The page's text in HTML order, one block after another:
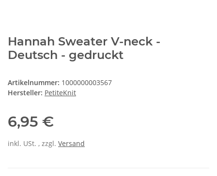
Hannah Sweater V-neck -
Deutsch - gedruckt
Artikelnummer: 1000000003567
Hersteller: PetiteKnit
6,95 €
inkl. USt. , zzgl. Versand